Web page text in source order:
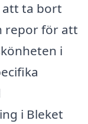
ta bort
repor för att
i
i Bleket